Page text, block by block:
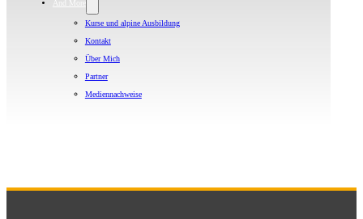
And More
Kurse und alpine Ausbildung
Kontakt
Über Mich
Partner
Mediennachweise